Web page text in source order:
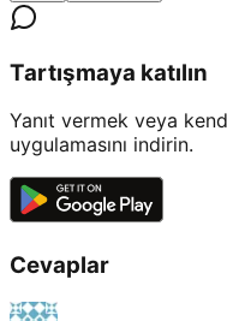
Tartışmaya katılın
Yanıt vermek veya
uygulamasını indirin.
Cevaplar